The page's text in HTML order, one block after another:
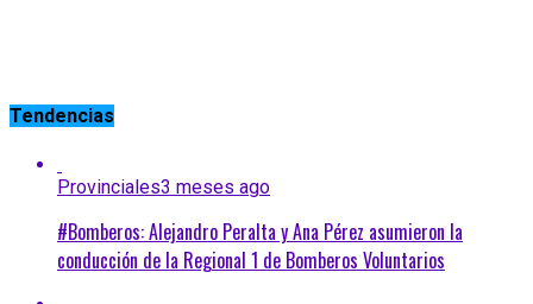
Tendencias
Provinciales3 meses ago
#Bomberos: Alejandro Peralta y Ana Pérez asumieron la
conducción de la Regional 1 de Bomberos Voluntarios